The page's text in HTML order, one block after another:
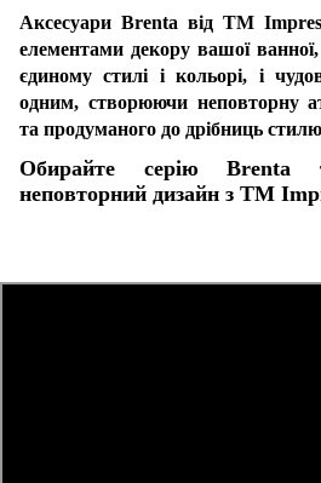
Аксесуари Brenta від ТМ
елементами декору вашої
єдиному стилі і кольорі, і
одним, створюючи неповторну
та продуманого до дрібниць
Обирайте серію Brenta
неповторний дизайн з ТМ